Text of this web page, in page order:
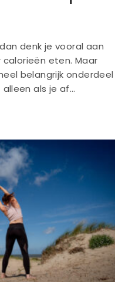
denk je vooral aan
eten. Maar
belangrijk onderdeel
als je af…